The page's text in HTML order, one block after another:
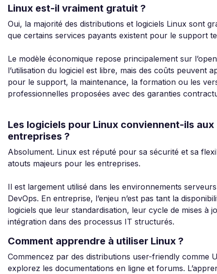
Linux est-il vraiment gratuit ?
Oui, la majorité des distributions et logiciels Linux sont
que certains services payants existent pour le support
Le modèle économique repose principalement sur
l’utilisation du logiciel est libre, mais des coûts peuvent
pour le support, la maintenance, la formation ou les
professionnelles proposées avec des garanties
Les logiciels pour Linux conviennent-ils aux
entreprises ?
Absolument. Linux est réputé pour sa sécurité et sa
atouts majeurs pour les entreprises.
Il est largement utilisé dans les environnements
DevOps. En entreprise, l’enjeu n’est pas tant la
logiciels que leur standardisation, leur cycle de mises à
intégration dans des processus IT structurés.
Comment apprendre à utiliser Linux ?
Commencez par des distributions user-friendly comme
explorez les documentations en ligne et forums.